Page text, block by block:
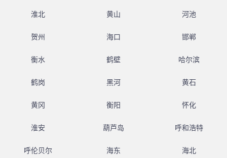
淮北 黄山 河池
贺州 海口 邯郸
衡水 鹤壁 哈尔滨
鹤岗 黑河 黄石
黄冈 衡阳 怀化
淮安 葫芦岛 呼和浩特
呼伦贝尔 海东 海北